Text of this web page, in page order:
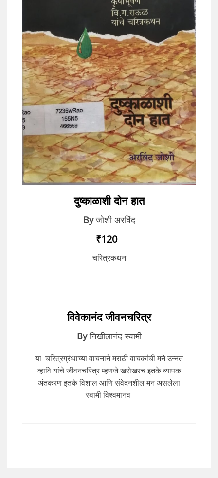
दुष्काळाशी दोन हात
By जोशी अरविंद
₹120
चरित्रकथन
विवेकानंद जीवनचरित्र
By निखीलानंद स्वामी
या चरित्रग्रंथाच्या वाचनाने मराठी वाचकांची मने उन्नत
व्हावि यांचे जीवनचरित्र म्हणजे खरोखरच इतके व्यापक
अंतकरण इतके विशाल आणि संवेदनशील मन असलेला
स्वामी विश्वमानव